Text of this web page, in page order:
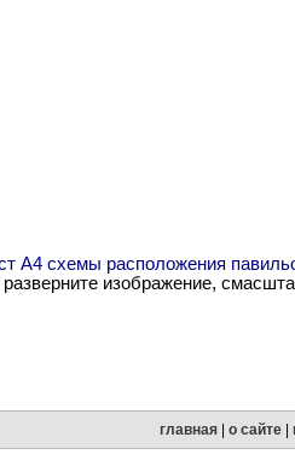
А4 схемы расположения
изображение,
главная| о сайте|